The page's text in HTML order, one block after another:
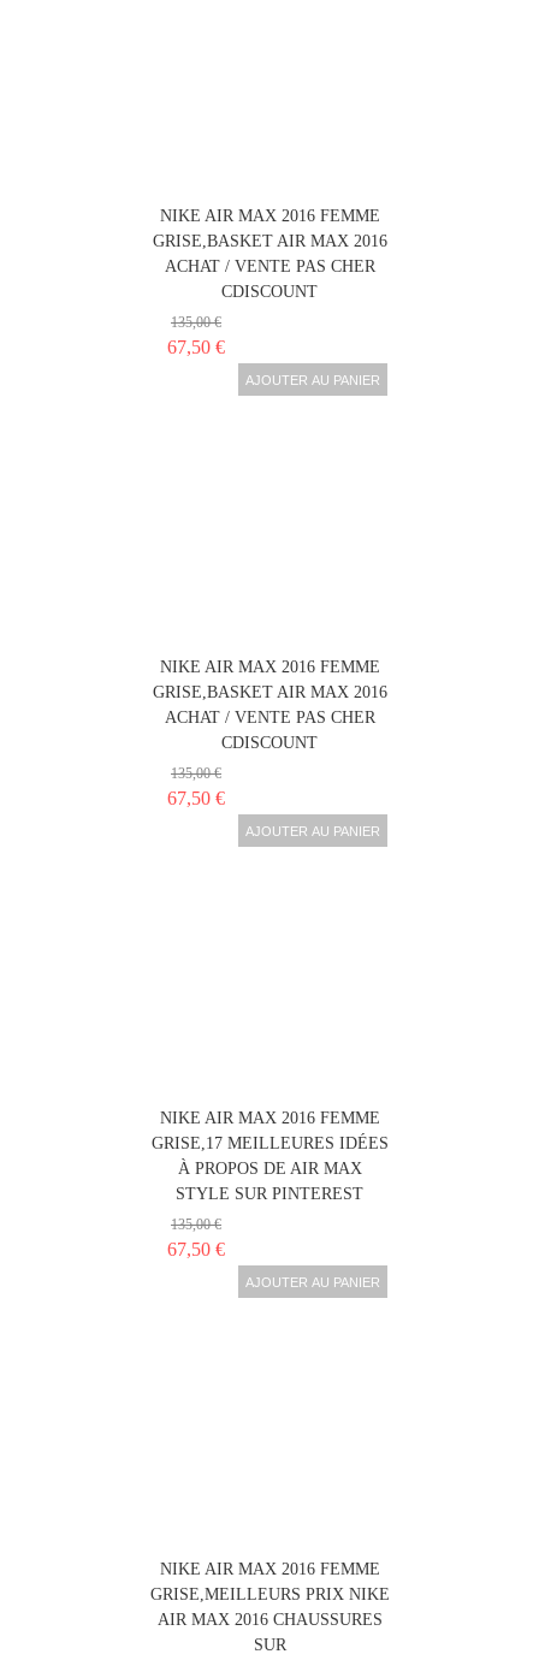
NIKE AIR MAX 2016 FEMME
GRISE,BASKET AIR MAX 2016
ACHAT / VENTE PAS CHER
CDISCOUNT
135,00 €
67,50 €
AJOUTER AU PANIER
NIKE AIR MAX 2016 FEMME
GRISE,BASKET AIR MAX 2016
ACHAT / VENTE PAS CHER
CDISCOUNT
135,00 €
67,50 €
AJOUTER AU PANIER
NIKE AIR MAX 2016 FEMME
GRISE,17 MEILLEURES IDÉES
À PROPOS DE AIR MAX
STYLE SUR PINTEREST
135,00 €
67,50 €
AJOUTER AU PANIER
NIKE AIR MAX 2016 FEMME
GRISE,MEILLEURS PRIX NIKE
AIR MAX 2016 CHAUSSURES
SUR